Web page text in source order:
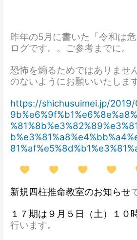
昨年の5月に書いた「令和は
ログです。。ご参考までに。
恐怖を煽るためではありませ
のないようにお願いいたします
https://shichusuimei.jp/2019/
新規四柱推命教室のお知らせ
１７期は９月５日（土）１０
行います。